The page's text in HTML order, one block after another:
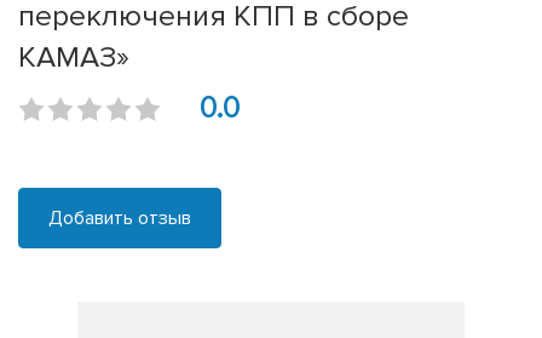
переключения КПП в сборе
КАМАЗ»
0.0
Добавить отзыв